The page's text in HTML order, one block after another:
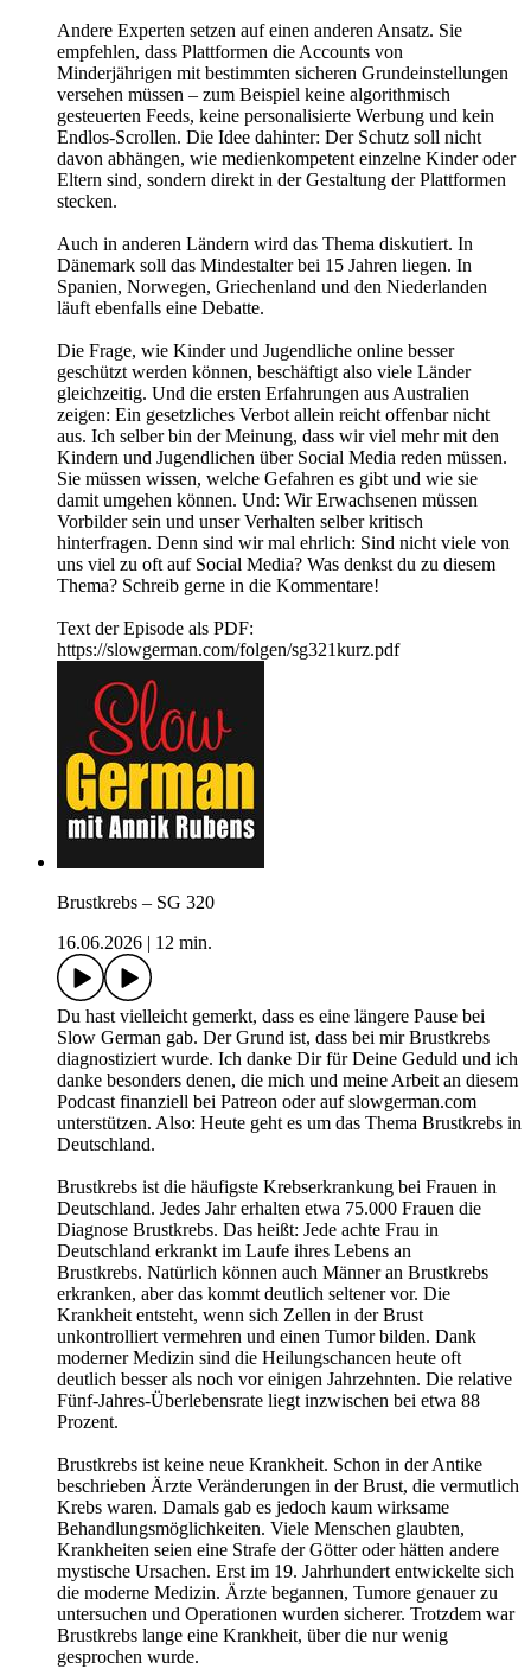
Andere Experten setzen auf einen anderen Ansatz. Sie
empfehlen, dass Plattformen die Accounts von
Minderjährigen mit bestimmten sicheren Grundeinstellungen
versehen müssen – zum Beispiel keine algorithmisch
gesteuerten Feeds, keine personalisierte Werbung und kein
Endlos-Scrollen. Die Idee dahinter: Der Schutz soll nicht
davon abhängen, wie medienkompetent einzelne Kinder oder
Eltern sind, sondern direkt in der Gestaltung der Plattformen
stecken.
Auch in anderen Ländern wird das Thema diskutiert. In
Dänemark soll das Mindestalter bei 15 Jahren liegen. In
Spanien, Norwegen, Griechenland und den Niederlanden
läuft ebenfalls eine Debatte.
Die Frage, wie Kinder und Jugendliche online besser
geschützt werden können, beschäftigt also viele Länder
gleichzeitig. Und die ersten Erfahrungen aus Australien
zeigen: Ein gesetzliches Verbot allein reicht offenbar nicht
aus. Ich selber bin der Meinung, dass wir viel mehr mit den
Kindern und Jugendlichen über Social Media reden müssen.
Sie müssen wissen, welche Gefahren es gibt und wie sie
damit umgehen können. Und: Wir Erwachsenen müssen
Vorbilder sein und unser Verhalten selber kritisch
hinterfragen. Denn sind wir mal ehrlich: Sind nicht viele von
uns viel zu oft auf Social Media? Was denkst du zu diesem
Thema? Schreib gerne in die Kommentare!
Text der Episode als PDF:
https://slowgerman.com/folgen/sg321kurz.pdf
Brustkrebs – SG 320
16.06.2026
12 min.
Du hast vielleicht gemerkt, dass es eine längere Pause bei
Slow German gab. Der Grund ist, dass bei mir Brustkrebs
diagnostiziert wurde. Ich danke Dir für Deine Geduld und ich
danke besonders denen, die mich und meine Arbeit an diesem
Podcast finanziell bei Patreon oder auf slowgerman.com
unterstützen. Also: Heute geht es um das Thema Brustkrebs in
Deutschland.
Brustkrebs ist die häufigste Krebserkrankung bei Frauen in
Deutschland. Jedes Jahr erhalten etwa 75.000 Frauen die
Diagnose Brustkrebs. Das heißt: Jede achte Frau in
Deutschland erkrankt im Laufe ihres Lebens an
Brustkrebs. Natürlich können auch Männer an Brustkrebs
erkranken, aber das kommt deutlich seltener vor. Die
Krankheit entsteht, wenn sich Zellen in der Brust
unkontrolliert vermehren und einen Tumor bilden. Dank
moderner Medizin sind die Heilungschancen heute oft
deutlich besser als noch vor einigen Jahrzehnten. Die relative
Fünf-Jahres-Überlebensrate liegt inzwischen bei etwa 88
Prozent.
Brustkrebs ist keine neue Krankheit. Schon in der Antike
beschrieben Ärzte Veränderungen in der Brust, die vermutlich
Krebs waren. Damals gab es jedoch kaum wirksame
Behandlungsmöglichkeiten. Viele Menschen glaubten,
Krankheiten seien eine Strafe der Götter oder hätten andere
mystische Ursachen. Erst im 19. Jahrhundert entwickelte sich
die moderne Medizin. Ärzte begannen, Tumore genauer zu
untersuchen und Operationen wurden sicherer. Trotzdem war
Brustkrebs lange eine Krankheit, über die nur wenig
gesprochen wurde.